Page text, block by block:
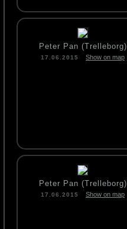
Peter Pan (Trelleborg)
17.06.2015 Show on map
Peter Pan (Trelleborg)
17.06.2015 Show on map